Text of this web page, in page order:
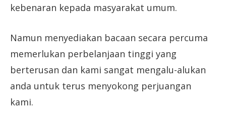
kebenaran kepada masyarakat umum.
Namun menyediakan bacaan secara percuma
memerlukan perbelanjaan tinggi yang
berterusan dan kami sangat mengalu-alukan
anda untuk terus menyokong perjuangan
kami.